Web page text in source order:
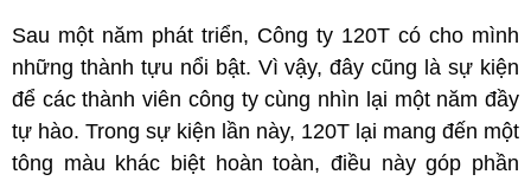
Sau một năm phát triển, Công ty 120T có cho mình
những thành tựu nổi bật. Vì vậy, đây cũng là sự kiện
để các thành viên công ty cùng nhìn lại một năm đầy
tự hào. Trong sự kiện lần này, 120T lại mang đến một
tông màu khác biệt hoàn toàn, điều này góp phần